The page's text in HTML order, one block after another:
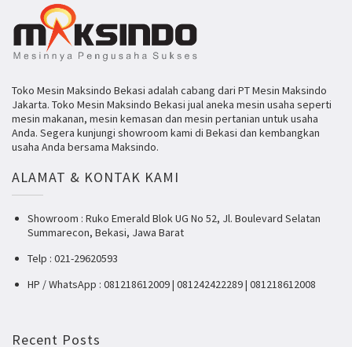
Toko Mesin Maksindo Bekasi adalah cabang dari PT Mesin Maksindo
Jakarta. Toko Mesin Maksindo Bekasi jual aneka mesin usaha seperti
mesin makanan, mesin kemasan dan mesin pertanian untuk usaha
Anda. Segera kunjungi showroom kami di Bekasi dan kembangkan
usaha Anda bersama Maksindo.
ALAMAT & KONTAK KAMI
Showroom : Ruko Emerald Blok UG No 52, Jl. Boulevard Selatan
Summarecon, Bekasi, Jawa Barat
Telp : 021-29620593
HP / WhatsApp : 081218612009 | 081242422289 | 081218612008
Recent Posts